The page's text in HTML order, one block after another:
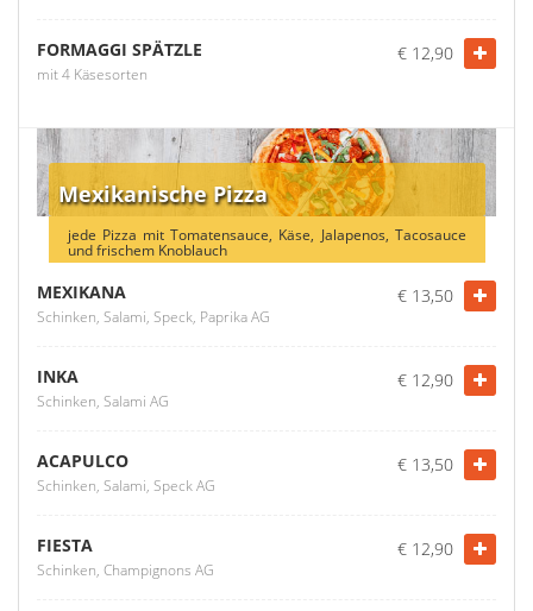
FORMAGGI SPÄTZLE
mit 4 Käsesorten
€ 12,90
Mexikanische Pizza
jede Pizza mit Tomatensauce, Käse, Jalapenos, Tacosauce
und frischem Knoblauch
MEXIKANA
Schinken, Salami, Speck, Paprika AG
€ 13,50
INKA
Schinken, Salami AG
€ 12,90
ACAPULCO
Schinken, Salami, Speck AG
€ 13,50
FIESTA
Schinken, Champignons AG
€ 12,90